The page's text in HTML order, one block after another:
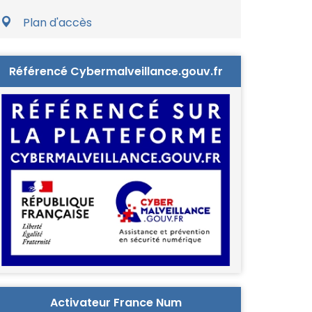
Plan d'accès
Référencé Cybermalveillance.gouv.fr
Activateur France Num